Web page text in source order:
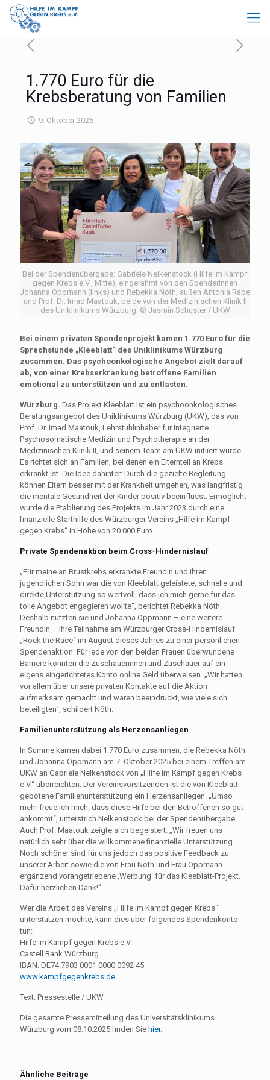
1.770 Euro für die
Krebsberatung von Familien
9. Oktober 2025
Bei der Spendenübergabe: Gabriele Nelkenstock (Hilfe im Kampf
gegen Krebs e.V., Mitte), eingerahmt von den Spenderinnen
Johanna Oppmann (links) und Rebekka Nöth, außen Antonia Rabe
und Prof. Dr. Imad Maatouk, beide von der Medizinischen Klinik II
des Uniklinikums Würzburg. © Jasmin Schuster / UKW
Bei einem privaten Spendenprojekt kamen 1.770 Euro für die
Sprechstunde „Kleeblatt“ des Uniklinikums Würzburg
zusammen. Das psychoonkologische Angebot zielt darauf
ab, von einer Krebserkrankung betroffene Familien
emotional zu unterstützen und zu entlasten.
Würzburg. Das Projekt Kleeblatt ist ein psychoonkologisches
Beratungsangebot des Uniklinikums Würzburg (UKW), das von
Prof. Dr. Imad Maatouk, Lehrstuhlinhaber für Integrierte
Psychosomatische Medizin und Psychotherapie an der
Medizinischen Klinik II, und seinem Team am UKW initiiert wurde.
Es richtet sich an Familien, bei denen ein Elternteil an Krebs
erkrankt ist. Die Idee dahinter: Durch die gezielte Begleitung
können Eltern besser mit der Krankheit umgehen, was langfristig
die mentale Gesundheit der Kinder positiv beeinflusst. Ermöglicht
wurde die Etablierung des Projekts im Jahr 2023 durch eine
finanzielle Starthilfe des Würzburger Vereins „Hilfe im Kampf
gegen Krebs“ in Höhe von 20.000 Euro.
Private Spendenaktion beim Cross-Hindernislauf
„Für meine an Brustkrebs erkrankte Freundin und ihren
jugendlichen Sohn war die von Kleeblatt geleistete, schnelle und
direkte Unterstützung so wertvoll, dass ich mich gerne für das
tolle Angebot engagieren wollte“, berichtet Rebekka Nöth.
Deshalb nutzten sie und Johanna Oppmann – eine weitere
Freundin – ihre Teilnahme am Würzburger Cross-Hindernislauf
„Rock the Race“ im August dieses Jahres zu einer persönlichen
Spendenaktion: Für jede von den beiden Frauen überwundene
Barriere konnten die Zuschauerinnen und Zuschauer auf ein
eigens eingerichtetes Konto online Geld überweisen. „Wir hatten
vor allem über unsere privaten Kontakte auf die Aktion
aufmerksam gemacht und waren beeindruckt, wie viele sich
beteiligten“, schildert Nöth.
Familienunterstützung als Herzensanliegen
In Summe kamen dabei 1.770 Euro zusammen, die Rebekka Nöth
und Johanna Oppmann am 7. Oktober 2025 bei einem Treffen am
UKW an Gabriele Nelkenstock von „Hilfe im Kampf gegen Krebs
e.V.“ überreichten. Der Vereinsvorsitzenden ist die von Kleeblatt
gebotene Familienunterstützung ein Herzensanliegen. „Umso
mehr freue ich mich, dass diese Hilfe bei den Betroffenen so gut
ankommt“, unterstrich Nelkenstock bei der Spendenübergabe.
Auch Prof. Maatouk zeigte sich begeistert: „Wir freuen uns
natürlich sehr über die willkommene finanzielle Unterstützung.
Noch schöner sind für uns jedoch das positive Feedback zu
unserer Arbeit sowie die von Frau Nöth und Frau Oppmann
ergänzend vorangetriebene ‚Werbung‘ für das Kleeblatt-Projekt.
Dafür herzlichen Dank!“
Wer die Arbeit des Vereins „Hilfe im Kampf gegen Krebs“
unterstützen möchte, kann dies über folgendes Spendenkonto
tun:
Hilfe im Kampf gegen Krebs e.V.
Castell Bank Würzburg
IBAN: DE74 7903 0001 0000 0092 45
www.kampfgegenkrebs.de
Text: Pressestelle / UKW
Die gesamte Pressemitteilung des Universitätsklinikums
Würzburg vom 08.10.2025 finden Sie hier.
Ähnliche Beiträge